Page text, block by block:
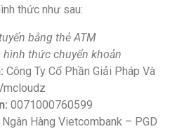
thức như sau:
bằng thẻ ATM
hình thức chuyển khoản
Công Ty Cổ Phần Giải Pháp Và
0071000760599
Ngân Hàng Vietcombank – PGD